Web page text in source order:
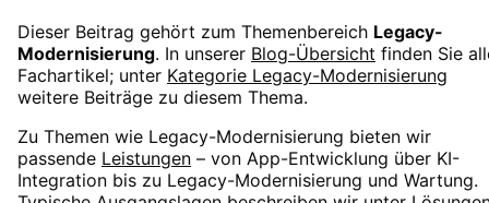
Dieser Beitrag gehört zum Themenbereich Legacy-
Modernisierung. In unserer Blog-Übersicht finden Sie
Fachartikel; unter Kategorie Legacy-Modernisierung
weitere Beiträge zu diesem Thema.
Zu Themen wie Legacy-Modernisierung bieten wir
passende Leistungen – von App-Entwicklung über KI-
Integration bis zu Legacy-Modernisierung und Wartung.